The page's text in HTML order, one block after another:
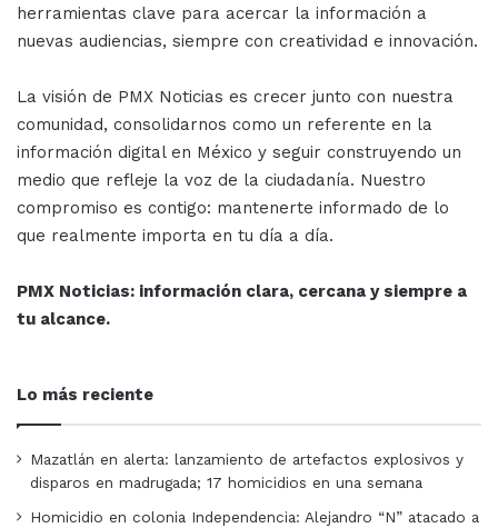
herramientas clave para acercar la información a
nuevas audiencias, siempre con creatividad e innovación.
La visión de PMX Noticias es crecer junto con nuestra
comunidad, consolidarnos como un referente en la
información digital en México y seguir construyendo un
medio que refleje la voz de la ciudadanía. Nuestro
compromiso es contigo: mantenerte informado de lo
que realmente importa en tu día a día.
PMX Noticias: información clara, cercana y siempre a
tu alcance.
Lo más reciente
Mazatlán en alerta: lanzamiento de artefactos explosivos y
disparos en madrugada; 17 homicidios en una semana
Homicidio en colonia Independencia: Alejandro “N” atacado a